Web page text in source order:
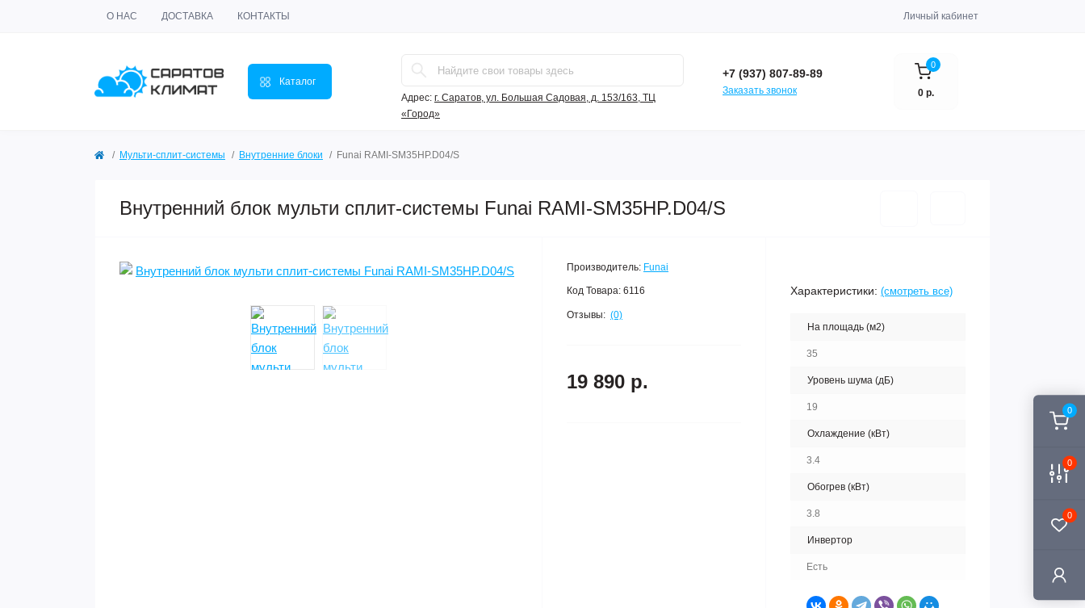
0
0
0
О НАС ДОСТАВКА КОНТАКТЫ Личный кабинет
Каталог
Адрес: г. Саратов, ул. Большая Садовая, д. 153/163, ТЦ
«Город»
+7 (937) 807-89-89
Заказать звонок
0
0 р.
Мульти-сплит-системы Внутренние блоки Funai RAMI-SM35HP.D04/S
Внутренний блок мульти сплит-системы Funai RAMI-SM35HP.D04/S
Производитель: Funai
Код Товара: 6116
Отзывы: (0)
19 890 р.
Характеристики: (смотреть все)
На площадь (м2)
35
Уровень шума (дБ)
19
Охлаждение (кВт)
3.4
Обогрев (кВт)
3.8
Инвертор
Есть